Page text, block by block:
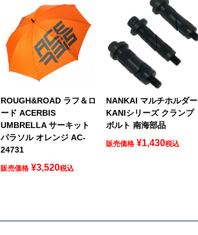
ROUGH&ROAD ラフ＆ロ
ード ACERBIS
UMBRELLA サーキット
パラソル オレンジ AC-
24731
販売価格 ¥3,520税込
NANKAI マルチホルダー
KANIシリーズ クランプ
ボルト 南海部品
販売価格 ¥1,430税込